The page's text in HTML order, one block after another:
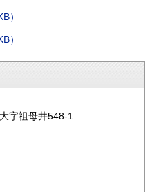
）
）
字祖母井548-1